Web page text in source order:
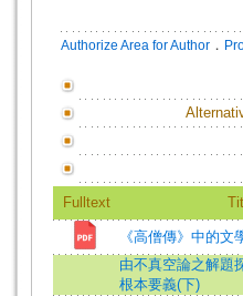
Authorize Area for Author ．
Fulltext
《高僧傳》中的文
由不真空論之解題
根本要義(下)